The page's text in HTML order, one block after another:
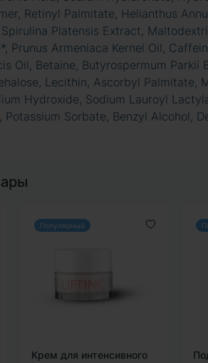
Retinyl Palmitate, Helianthus
Platensis Extract,
Prunus Armeniaca Kernel Oil,
Oil, Betaine, Butyrospermum
Lecithin, Ascorbyl Palmitate,
Hydroxide, Sodium Lauroyl
Potassium Sorbate, Benzyl Alcohol,
Популярный
Крем для интенсивного